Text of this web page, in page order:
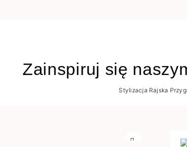
Zainspiruj się
Stylizacja Rajska